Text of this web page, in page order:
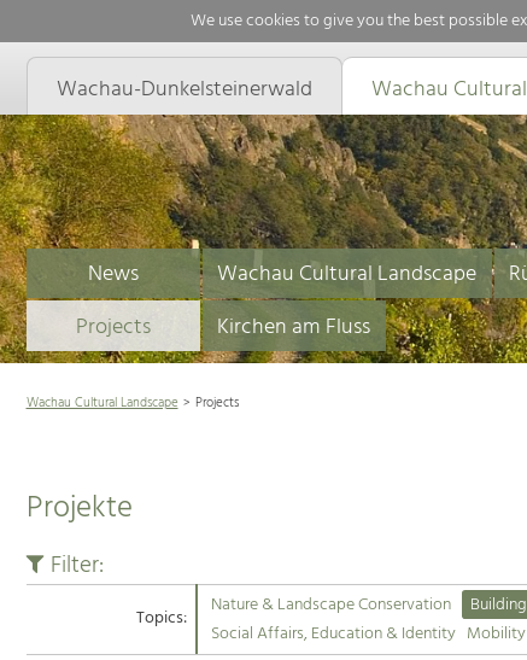
We use cookies to give you the best possible
Wachau-Dunkelsteinerwald Wachau
News Wachau Cultural Landscape
Projects
Kirchen am Fluss
Wachau Cultural Landscape Projects
Projekte
Filter:
Topics: Nature & Landscape Conservation
Social Affairs, Education & Identity